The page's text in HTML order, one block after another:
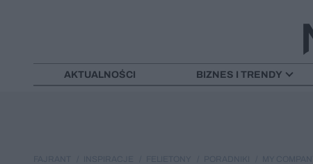
AKTUALNOŚCI BIZNES I TRENDY